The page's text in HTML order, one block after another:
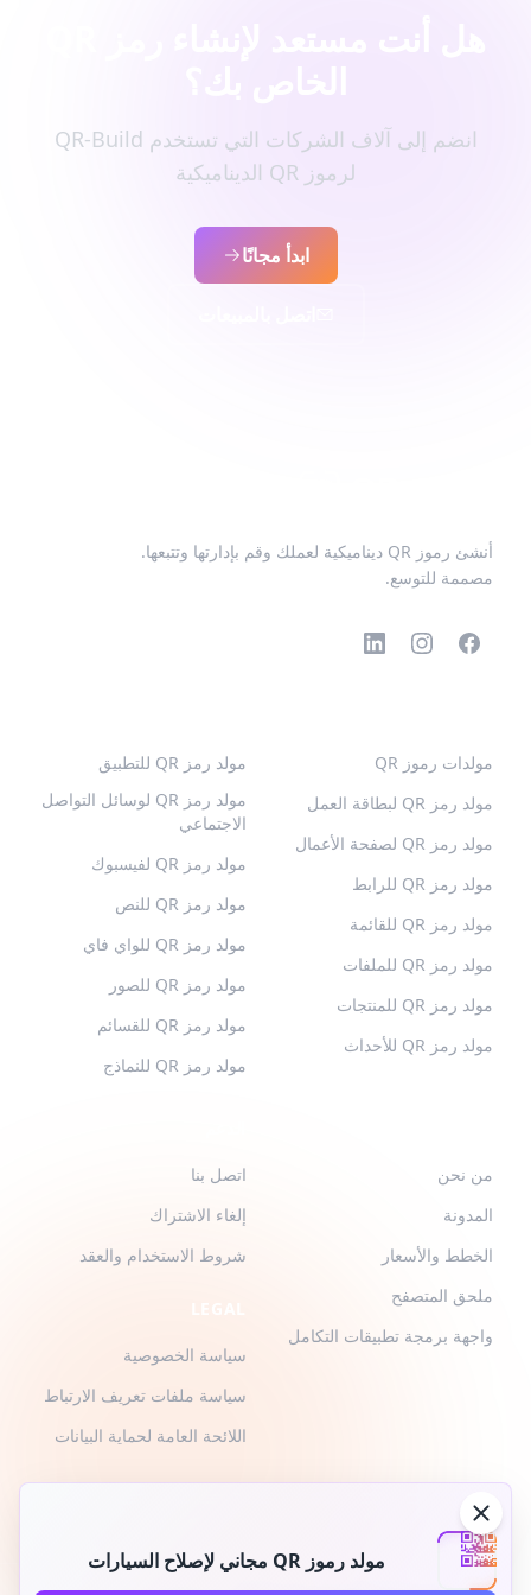
مولد رموز QR مجاني لإصلاح السيارات
انضم إلى آلاف الشركات التي تستخدم QR-Build
لرموز QR الديناميكية
ابدأ مجانًا
أنشئ رموز QR ديناميكية لعملك وقم بإدارتها وتتبعها.
مصممة للتوسع.
مولدات رموز QR
مولد رمز QR لبطاقة العمل
مولد رمز QR لصفحة الأعمال
مولد رمز QR للرابط
مولد رمز QR للقائمة
مولد رمز QR للملفات
مولد رمز QR للمنتجات
مولد رمز QR للأحداث
مولد رمز QR للتطبيق
مولد رمز QR لوسائل التواصل
الاجتماعي
مولد رمز QR لفيسبوك
مولد رمز QR للنص
مولد رمز QR للواي فاي
مولد رمز QR للصور
مولد رمز QR للقسائم
مولد رمز QR للنماذج
من نحن
المدونة
الخطط والأسعار
ملحق المتصفح
واجهة برمجة تطبيقات التكامل
اتصل بنا
إلغاء الاشتراك
شروط الاستخدام والعقد
سياسة الخصوصية
سياسة ملفات تعريف الارتباط
اللائحة العامة لحماية البيانات